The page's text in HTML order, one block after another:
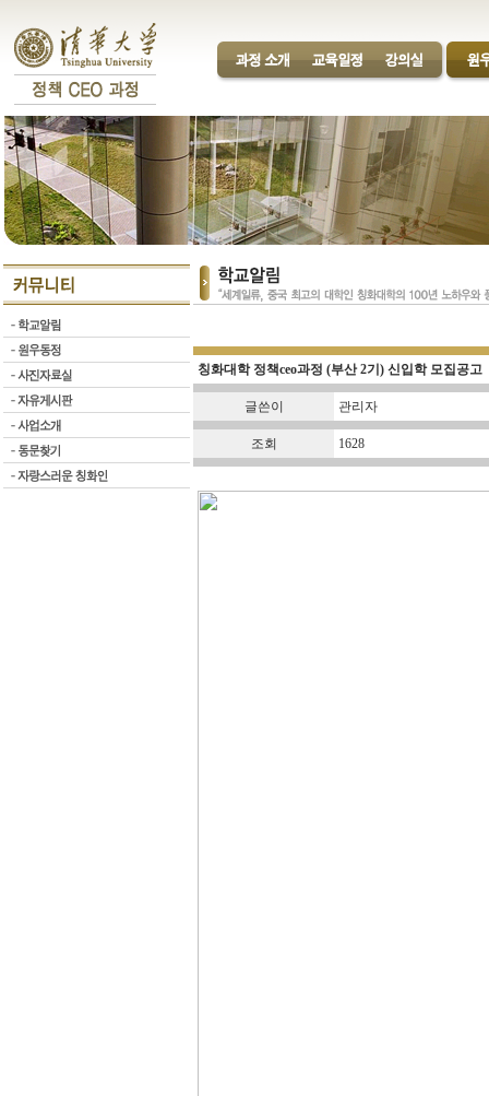
칭화대학 정책ceo과정 (부산 2기) 신입학 모집공고
글쓴이 관리자
조회 1628